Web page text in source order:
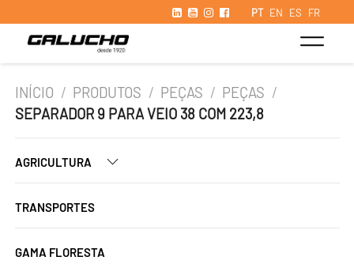
PT EN ES FR
INÍCIO / PRODUTOS / PEÇAS / PEÇAS /
SEPARADOR 9 PARA VEIO 38 COM 223,8
AGRICULTURA
TRANSPORTES
GAMA FLORESTA